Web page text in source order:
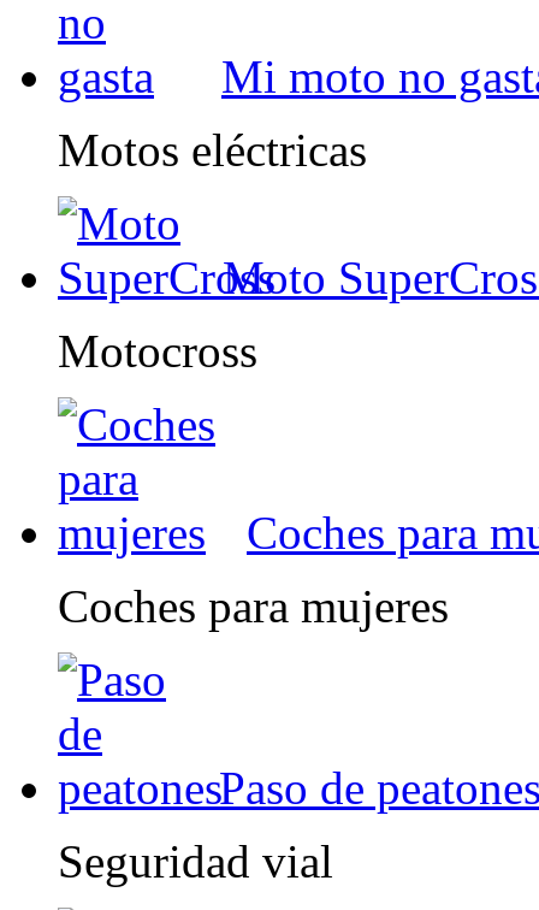
Mi moto no
Motos eléctricas
Moto
Motocross
Coches para
Coches para mujeres
Paso de
Seguridad vial